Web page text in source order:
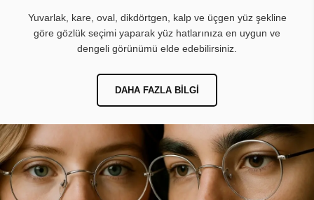
Yuvarlak, kare, oval, dikdörtgen, kalp ve üçgen yüz şekline
göre gözlük seçimi yaparak yüz hatlarınıza en uygun ve
dengeli görünümü elde edebilirsiniz.
DAHA FAZLA BILGI